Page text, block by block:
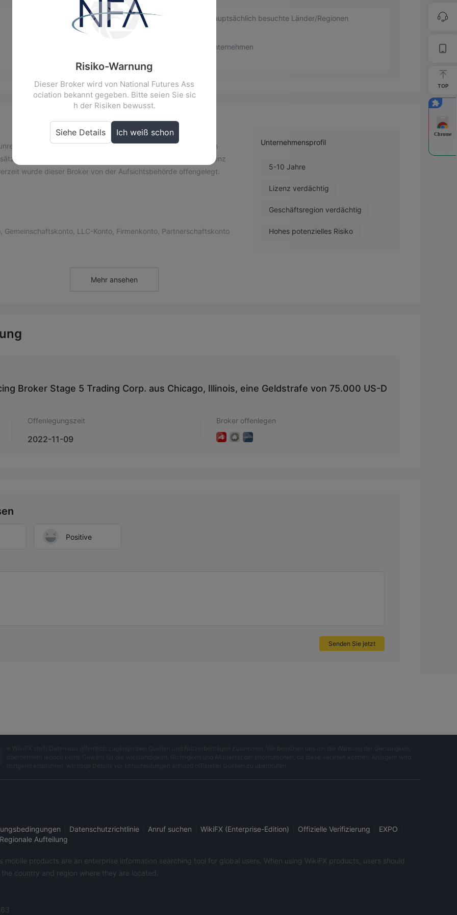
ICP-Registrationsnummer
Hauptsächlich besuchte Länder/Regionen
Unternehmen
Broker mit Sitz in den Vereinigten Staaten. Zu seinen
Metalle, Energie, Getreide und Softs sowie Vieh. Seine Lizenz
wurde dieser Broker von der Aufsichtsbehörde offengelegt.
LLC-Konto, Firmenkonto, Partnerschaftskonto
und mit zunehmendem Handelsvolumen automatisch
Unternehmensprofil
5-10 Jahre
Lizenz verdächtig
Geschäftsregion verdächtig
Hohes potenzielles Risiko
Mehr ansehen
Broker Stage 5 Trading Corp. aus Chicago, Illinois, eine Geldstrafe von 75.000 US-D
Offenlegungszeit
2022-11-09
Broker offenlegen
Positive
Senden Sie jetzt
TOP
Chrome
Risiko-Warnung
Dieser Broker wird von National Futures Ass
ociation bekannt gegeben. Bitte seien Sie sic
h der Risiken bewusst.
Siehe Details Ich weiß schon
Datenschutzrichtlinie Anruf suchen WikiFX (Enterprise-Edition) Offizielle Verifizierung EXPO
Regionale Aufteilung
mobile products are an enterprise information searching tool for global users. When using WikiFX products, users should
country and region where they are located.